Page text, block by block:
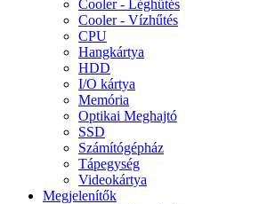
Cooler - Léghűtés
Cooler - Vízhűtés
CPU
Hangkártya
HDD
I/O kártya
Memória
Optikai Meghajtó
SSD
Számítógépház
Tápegység
Videokártya
Megjelenítők